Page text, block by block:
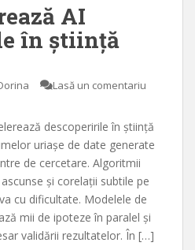
AI
în știință
Lasă un comentariu
descoperirile în știință
uriașe de date generate
de cercetare. Algoritmii
și corelații subtile pe
cu dificultate. Modelele de
mii de ipoteze în paralel și
validării rezultatelor. În […]